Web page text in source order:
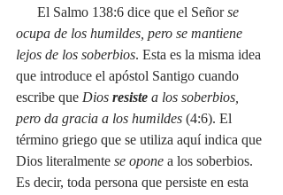
      El Salmo 138:6 dice que el Señor
se
ocupa de los humildes, pero se mantiene
lejos de los soberbios. Esta es la misma idea
que introduce el apóstol Santigo cuando
escribe que Dios resiste a los soberbios,
pero da gracia a los humildes (4:6). El
término griego que se utiliza aquí indica que
Dios literalmente se opone a los soberbios.
Es decir, toda persona que persiste en esta